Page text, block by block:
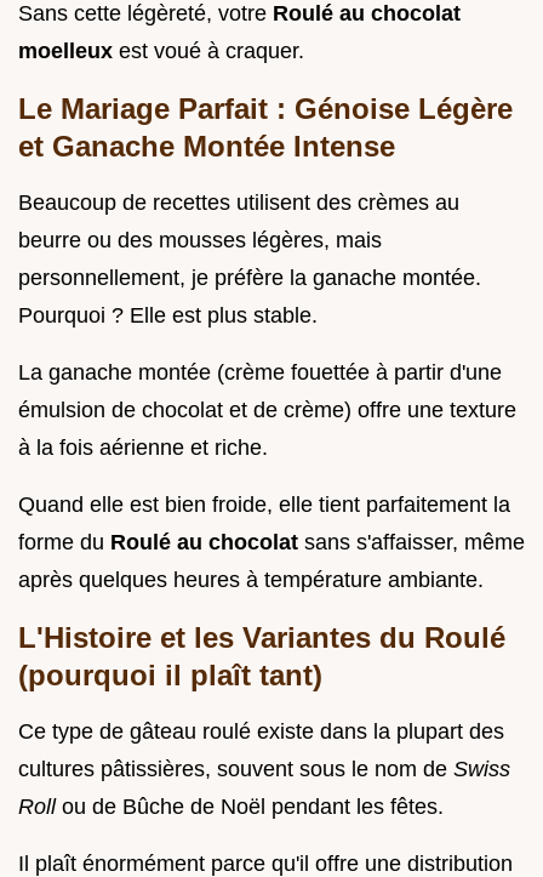
Sans cette légèreté, votre Roulé au chocolat
moelleux est voué à craquer.
Le Mariage Parfait : Génoise Légère
et Ganache Montée Intense
Beaucoup de recettes utilisent des crèmes au
beurre ou des mousses légères, mais
personnellement, je préfère la ganache montée.
Pourquoi ? Elle est plus stable.
La ganache montée (crème fouettée à partir d'une
émulsion de chocolat et de crème) offre une texture
à la fois aérienne et riche.
Quand elle est bien froide, elle tient parfaitement la
forme du Roulé au chocolat sans s'affaisser, même
après quelques heures à température ambiante.
L'Histoire et les Variantes du Roulé
(pourquoi il plaît tant)
Ce type de gâteau roulé existe dans la plupart des
cultures pâtissières, souvent sous le nom de Swiss
Roll ou de Bûche de Noël pendant les fêtes.
Il plaît énormément parce qu'il offre une distribution